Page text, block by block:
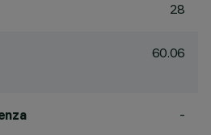
28
60.06
-